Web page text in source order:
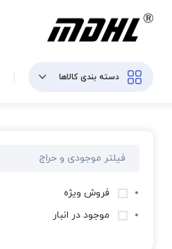
دسته بندی کالاها
فیلتر موجودی و حراج
فروش ویژه
موجود در انبار